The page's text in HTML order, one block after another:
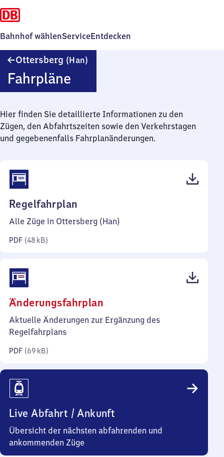
Bahnhof wählenServiceEntdecken
Ottersberg (Han)
Fahrpläne
Hier finden Sie detaillierte Informationen zu den
Zügen, den Abfahrtszeiten sowie den Verkehrstagen
und gegebenenfalls Fahrplanänderungen.
Regelfahrplan
48
Alle Züge in Ottersberg (Han)
PDF (48 kB)
Änderungsfahrplan
69
Aktuelle Änderungen zur Ergänzung des
Regelfahrplans
PDF (69 kB)
Live Abfahrt / Ankunft
Übersicht der nächsten abfahrenden und
ankommenden Züge